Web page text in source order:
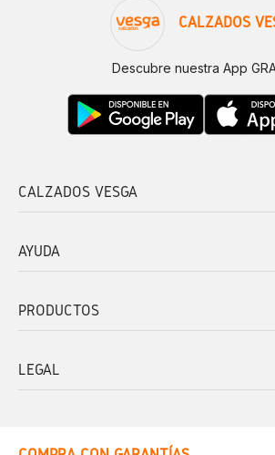
CALZADOS
Descubre nuestra App
CALZADOS VESGA
AYUDA
PRODUCTOS
LEGAL